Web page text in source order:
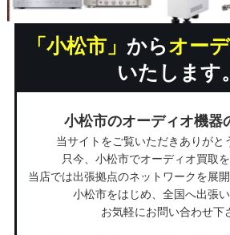
「小松市」 からオー
いたします。
小松市のオーディオ機器
当サイトをご覧いただきありがと
只今、小松市でオーディオ買取を
当店では出張拠点のネットワークを展
小松市をはじめ、全国へ出張い
お気軽にお問い合わせ下